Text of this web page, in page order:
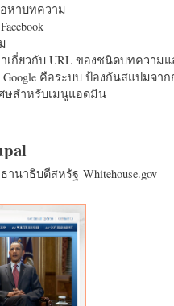
หาบทความ
กี่ยวกับ URL ของชนิดบทความ
คือระบบ ป้องกันสแปมจา
ษสำหรับเมนูแอดมิน
านาธิบดีสหรัฐ Whitehouse.gov